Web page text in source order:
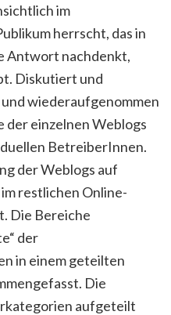
im
herrscht, das in
Antwort nachdenkt,
Diskutiert und
wiederaufgenommen
einzelnen Weblogs
BetreiberInnen.
der Weblogs auf
restlichen Online-
Die Bereiche
der
in einem geteilten
Die
aufgeteilt